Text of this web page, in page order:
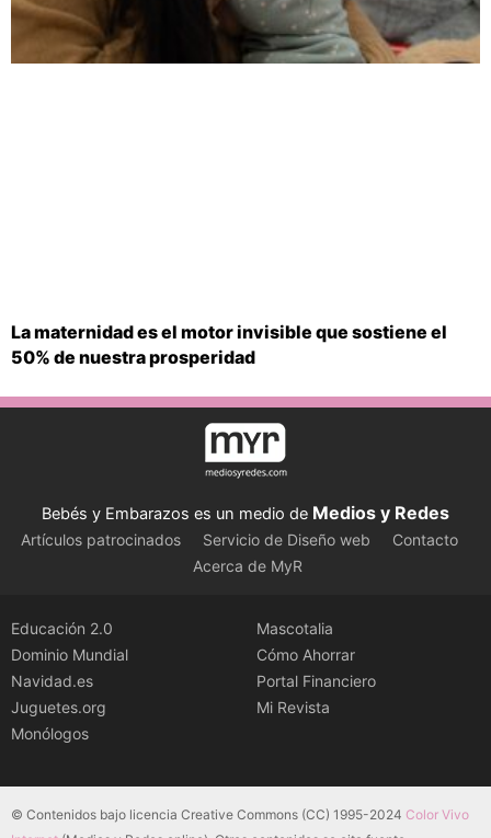
La maternidad es el motor invisible que sostiene el
50% de nuestra prosperidad
Bebés y Embarazos es un medio de Medios y Redes
Artículos patrocinados Servicio de Diseño web
Contacto
Acerca de MyR
Educación 2.0
Dominio Mundial
Navidad.es
Juguetes.org
Monólogos
Mascotalia
Cómo Ahorrar
Portal Financiero
Mi Revista
© Contenidos bajo licencia Creative Commons (CC) 1995-2024 Color Vivo